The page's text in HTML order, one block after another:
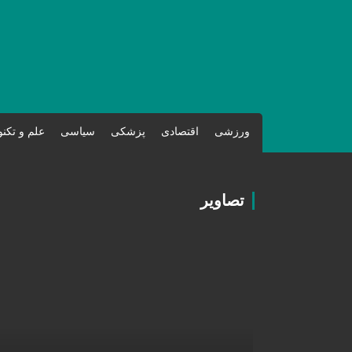
ورزشی اقتصادی پزشکی سیاسی علم و
تصاویر